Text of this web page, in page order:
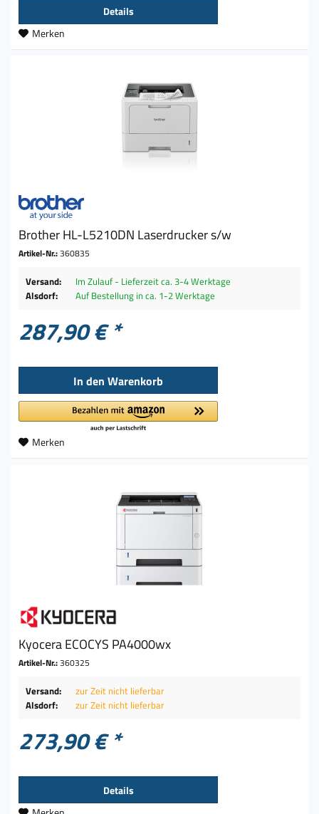
Details
Merken
Brother HL-L5210DN Laserdrucker s/w
Artikel-Nr.:360835
Versand:
Im Zulauf - Lieferzeit ca. 3-4 Werktage
Alsdorf:
Auf Bestellung in ca. 1-2 Werktage
287,90 € *
In den Warenkorb
Merken
Kyocera ECOCYS PA4000wx
Artikel-Nr.:360325
Versand:
zur Zeit nicht lieferbar
Alsdorf:
zur Zeit nicht lieferbar
273,90 € *
Details